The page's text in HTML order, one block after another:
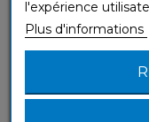
l'expérience
Plus d'informations